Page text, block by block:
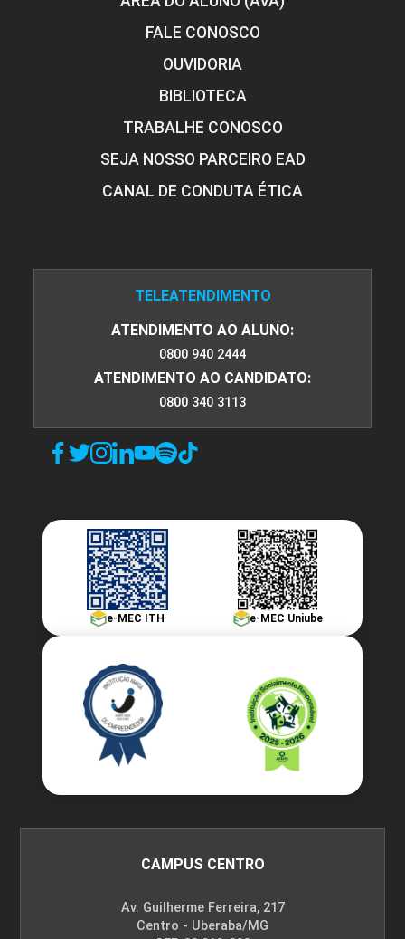
FALE CONOSCO
OUVIDORIA
BIBLIOTECA
TRABALHE CONOSCO
SEJA NOSSO PARCEIRO EAD
CANAL DE CONDUTA ÉTICA
TELEATENDIMENTO
ATENDIMENTO AO ALUNO:
0800 940 2444
ATENDIMENTO AO CANDIDATO:
0800 340 3113
e-MEC ITH e-MEC Uniube
CAMPUS CENTRO
Av. Guilherme Ferreira, 217
Centro - Uberaba/MG